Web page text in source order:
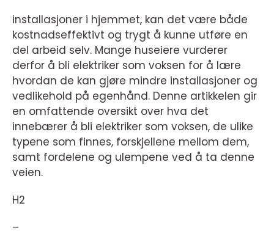
installasjoner i hjemmet, kan det være både
kostnadseffektivt og trygt å kunne utføre en
del arbeid selv. Mange huseiere vurderer
derfor å bli elektriker som voksen for å lære
hvordan de kan gjøre mindre installasjoner og
vedlikehold på egenhånd. Denne artikkelen gir
en omfattende oversikt over hva det
innebærer å bli elektriker som voksen, de ulike
typene som finnes, forskjellene mellom dem,
samt fordelene og ulempene ved å ta denne
veien.
H2
–